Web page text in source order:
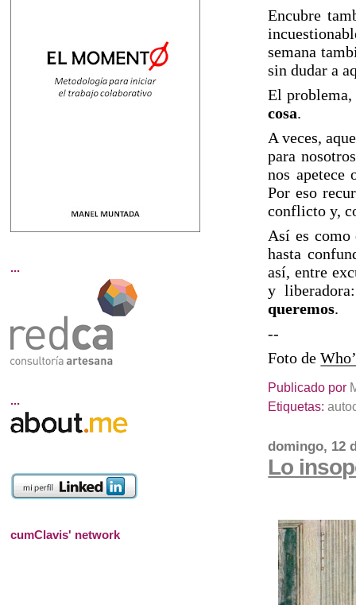
Encubre
semana
sin dudar a
El
cosa.
A veces,
para
nos apetece
Por eso
conflicto y,
Así es como
hasta
así, entre
y
queremos.
--
Foto de
Publicado por
Etiquetas:
domingo, 12
Lo
...
...
cumClavis' network